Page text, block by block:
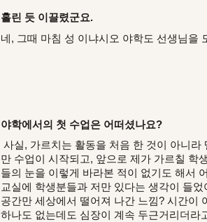
홀린 듯 이끌렸군요.
네, 그때 마침 성 이냐시오 야학도 선생님을
야학에서의 첫 수업은 어떠셨나요?
사실, 가르치는 활동을 처음 한 것이 아니라
만 수업이 시작되고, 앞으로 제가 가르칠 학
들의 눈을 이렇게 바라본 적이 없기도 해서
교실에 학생분들과 저만 있다는 생각이 들
공간만 세상에서 떨어져 나간 느낌? 시간이
하나도 없는데도 심장이 계속 두근거리더라